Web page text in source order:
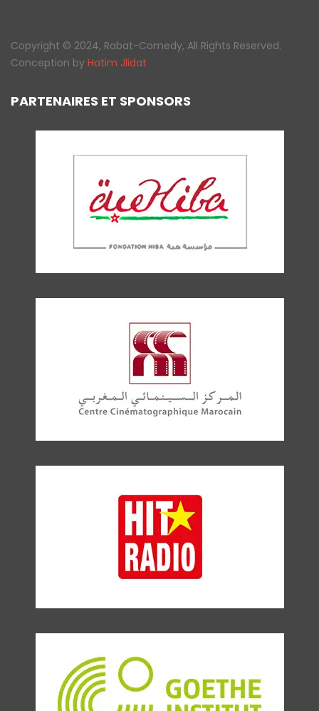
Copyright © 2024, Rabat-Comedy, All Rights Reserved.
Conception by Hatim Jlidat
PARTENAIRES ET SPONSORS